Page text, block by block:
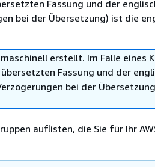
Fassung und der
bei der Übersetzung) ist die
erstellt. Im Falle eines
Fassung und der
bei der
auflisten, die Sie für Ihr